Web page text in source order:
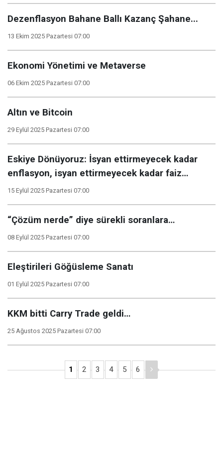
Dezenflasyon Bahane Ballı Kazanç Şahane...
13 Ekim 2025 Pazartesi 07:00
Ekonomi Yönetimi ve Metaverse
06 Ekim 2025 Pazartesi 07:00
Altın ve Bitcoin
29 Eylül 2025 Pazartesi 07:00
Eskiye Dönüyoruz: İsyan ettirmeyecek kadar
enflasyon, isyan ettirmeyecek kadar faiz…
15 Eylül 2025 Pazartesi 07:00
“Çözüm nerde” diye sürekli soranlara…
08 Eylül 2025 Pazartesi 07:00
Eleştirileri Göğüsleme Sanatı
01 Eylül 2025 Pazartesi 07:00
KKM bitti Carry Trade geldi…
25 Ağustos 2025 Pazartesi 07:00
1 2 3 4 5 6